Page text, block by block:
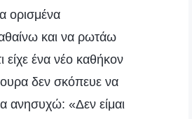
ορισμένα
και να ρωτάω
είχε ένα νέο καθήκον
δεν σκόπευε να
ανησυχώ: «Δεν είμαι